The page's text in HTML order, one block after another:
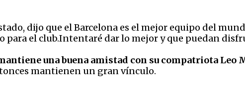
dijo que el Barcelona es el mejor equipo del
para el club.Intentaré dar lo mejor y que puedan
una buena amistad con su compatriota Leo
mantienen un gran vínculo.